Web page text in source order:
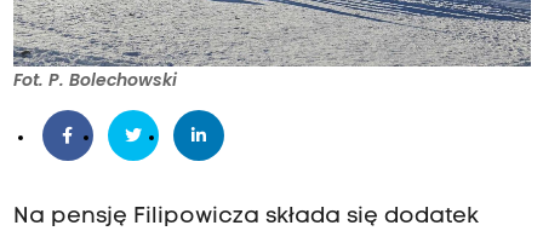
Fot. P. Bolechowski
Na pensję Filipowicza składa się dodatek